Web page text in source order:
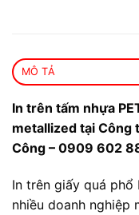
MÔ TẢ
In trên tấm nhựa
metallized tại Công
Công – 0909 602
In trên giấy quá phổ
nhiều doanh nghiệp